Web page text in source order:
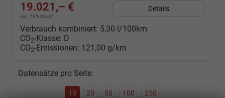
19.021,– €
incl. 19% MwSt.
Details
Verbrauch kombiniert: 5,30 l/100km
CO2-Klasse: D
CO2-Emissionen: 121,00 g/km
Datensätze pro Seite:
10 20 50 100 250